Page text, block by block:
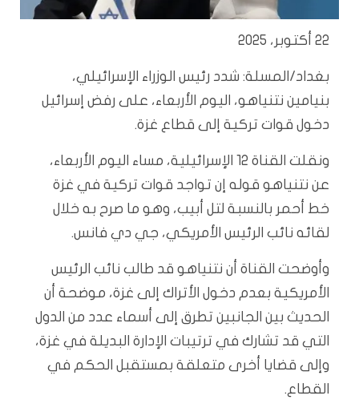
22 أكتوبر، 2025
بغداد/المسلة: شدد رئيس الوزراء الإسرائيلي،
بنيامين نتنياهو، اليوم الأربعاء، على رفض إسرائيل
دخول قوات تركية إلى قطاع غزة.
ونقلت القناة 12 الإسرائيلية، مساء اليوم الأربعاء،
عن نتنياهو قوله إن تواجد قوات تركية في غزة
خط أحمر بالنسبة لتل أبيب، وهو ما صرح به خلال
لقائه نائب الرئيس الأمريكي، جي دي فانس.
وأوضحت القناة أن نتنياهو قد طالب نائب الرئيس
الأمريكية بعدم دخول الأتراك إلى غزة، موضحة أن
الحديث بين الجانبين تطرق إلى أسماء عدد من الدول
التي قد تشارك في ترتيبات الإدارة البديلة في غزة،
وإلى قضايا أخرى متعلقة بمستقبل الحكم في
القطاع.